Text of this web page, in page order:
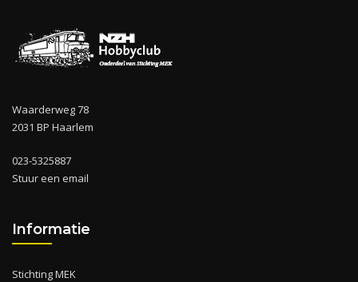
Waarderweg 78
2031 BP Haarlem
023-5325887
Stuur een email
Informatie
Stichting MEK